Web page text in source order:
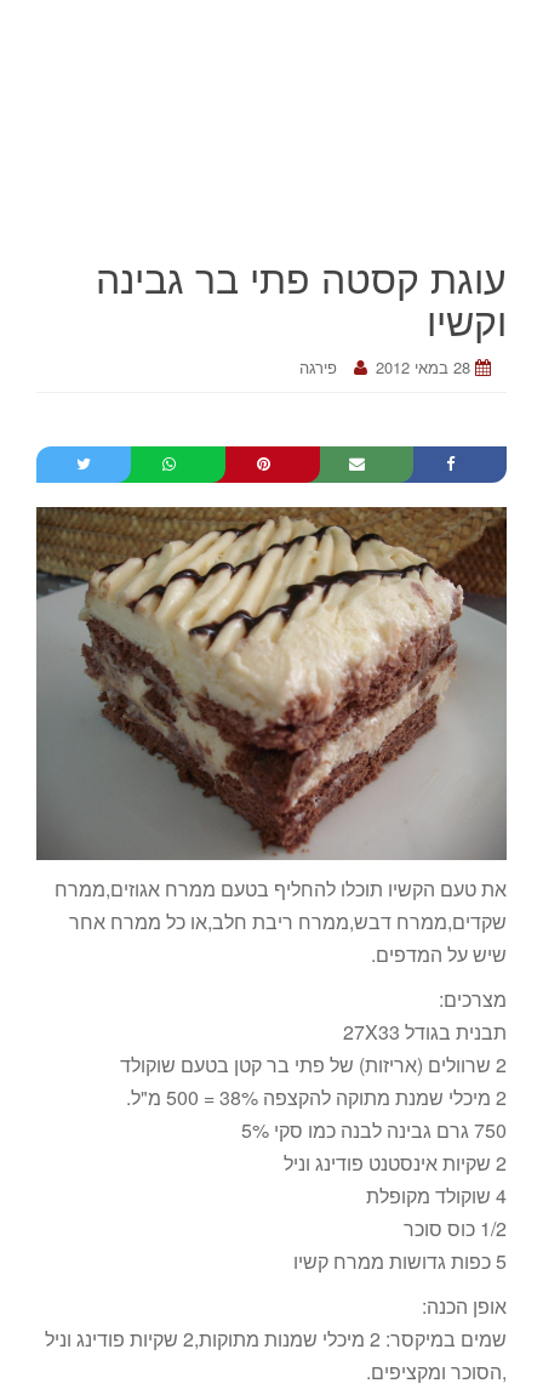
עוגת קסטה פתי בר גבינה
וקשיו
28 במאי 2012 פירגה
את טעם הקשיו תוכלו להחליף בטעם ממרח אגוזים,ממרח
שקדים,ממרח דבש,ממרח ריבת חלב,או כל ממרח אחר
שיש על המדפים.
מצרכים:
תבנית בגודל 27X33
2 שרוולים (אריזות) של פתי בר קטן בטעם שוקולד
2 מיכלי שמנת מתוקה להקצפה 38% = 500 מ"ל.
750 גרם גבינה לבנה כמו סקי 5%
2 שקיות אינסטנט פודינג וניל
4 שוקולד מקופלת
1/2 כוס סוכר
5 כפות גדושות ממרח קשיו
אופן הכנה:
שמים במיקסר: 2 מיכלי שמנות מתוקות,2 שקיות פודינג וניל
,הסוכר ומקציפים.